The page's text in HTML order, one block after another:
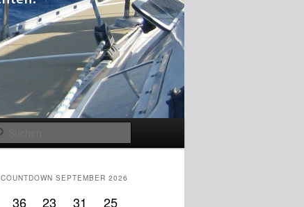
COUNTDOWN SEPTEMBER 2026
36 23 31 24